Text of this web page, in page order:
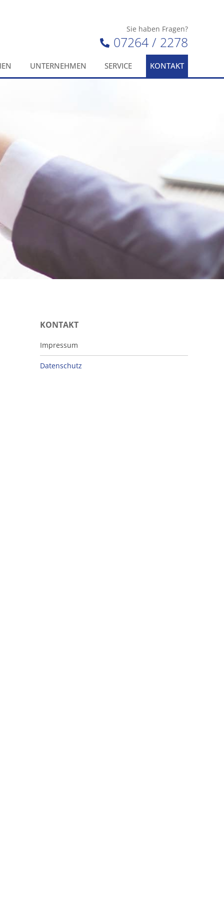
Sie haben Fragen?
07264 / 2278
UNTERNEHMEN SERVICE KONTAKT
KONTAKT
Impressum
Datenschutz